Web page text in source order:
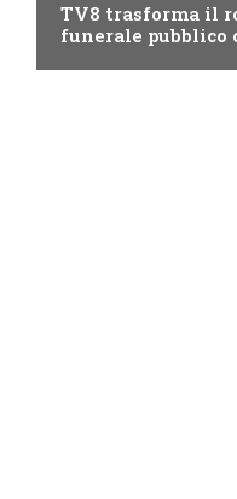
TV8 trasforma il
funerale pubblico